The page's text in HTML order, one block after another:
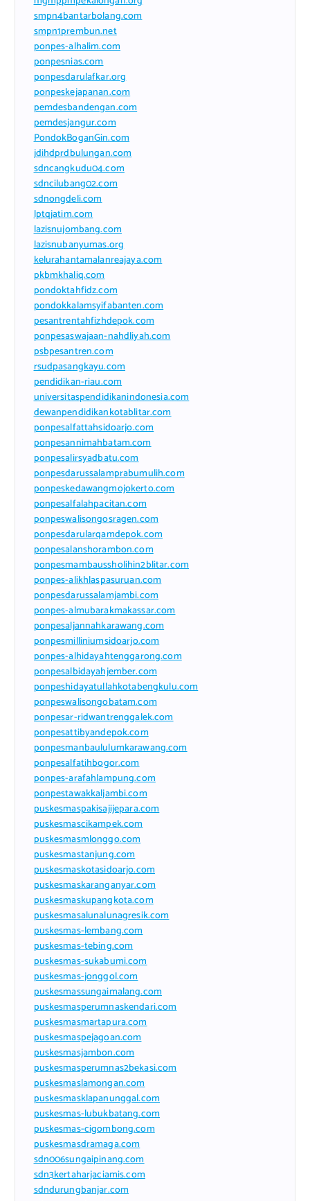
smpn4bantarbolang.com
smpn1prembun.net
ponpes-alhalim.com
ponpesnias.com
ponpesdarulafkar.org
ponpeskejapanan.com
pemdesbandengan.com
pemdesjangur.com
PondokBoganGin.com
jdihdprdbulungan.com
sdncangkudu04.com
sdncilubang02.com
sdnongdeli.com
lptqjatim.com
lazisnujombang.com
lazisnubanyumas.org
kelurahantamalanreajaya.com
pkbmkhaliq.com
pondoktahfidz.com
pondokkalamsyifabanten.com
pesantrentahfizhdepok.com
ponpesaswajaan-nahdliyah.com
psbpesantren.com
rsudpasangkayu.com
pendidikan-riau.com
universitaspendidikanindonesia.com
dewanpendidikankotablitar.com
ponpesalfattahsidoarjo.com
ponpesannimahbatam.com
ponpesalirsyadbatu.com
ponpesdarussalamprabumulih.com
ponpeskedawangmojokerto.com
ponpesalfalahpacitan.com
ponpeswalisongosragen.com
ponpesdarularqamdepok.com
ponpesalanshorambon.com
ponpesmambaussholihin2blitar.com
ponpes-alikhlaspasuruan.com
ponpesdarussalamjambi.com
ponpes-almubarakmakassar.com
ponpesaljannahkarawang.com
ponpesmilliniumsidoarjo.com
ponpes-alhidayahtenggarong.com
ponpesalbidayahjember.com
ponpeshidayatullahkotabengkulu.com
ponpeswalisongobatam.com
ponpesar-ridwantrenggalek.com
ponpesattibyandepok.com
ponpesmanbaululumkarawang.com
ponpesalfatihbogor.com
ponpes-arafahlampung.com
ponpestawakkaljambi.com
puskesmaspakisajijepara.com
puskesmascikampek.com
puskesmasmlonggo.com
puskesmastanjung.com
puskesmaskotasidoarjo.com
puskesmaskaranganyar.com
puskesmaskupangkota.com
puskesmasalunalunagresik.com
puskesmas-lembang.com
puskesmas-tebing.com
puskesmas-sukabumi.com
puskesmas-jonggol.com
puskesmassungaimalang.com
puskesmasperumnaskendari.com
puskesmasmartapura.com
puskesmaspejagoan.com
puskesmasjambon.com
puskesmasperumnas2bekasi.com
puskesmaslamongan.com
puskesmasklapanunggal.com
puskesmas-lubukbatang.com
puskesmas-cigombong.com
puskesmasdramaga.com
sdn006sungaipinang.com
sdn3kertaharjaciamis.com
sdndurungbanjar.com